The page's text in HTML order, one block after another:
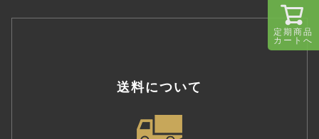
定期商品
カートへ
送料について